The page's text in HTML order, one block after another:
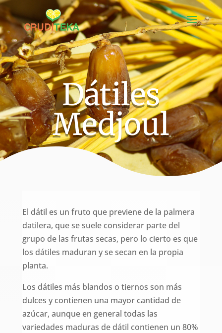
Dátiles
Medjoul
El dátil es un fruto que previene de la palmera
datilera, que se suele considerar parte del
grupo de las frutas secas, pero lo cierto es que
los dátiles maduran y se secan en la propia
planta.
Los dátiles más blandos o tiernos son más
dulces y contienen una mayor cantidad de
azúcar, aunque en general todas las
variedades maduras de dátil contienen un 80%